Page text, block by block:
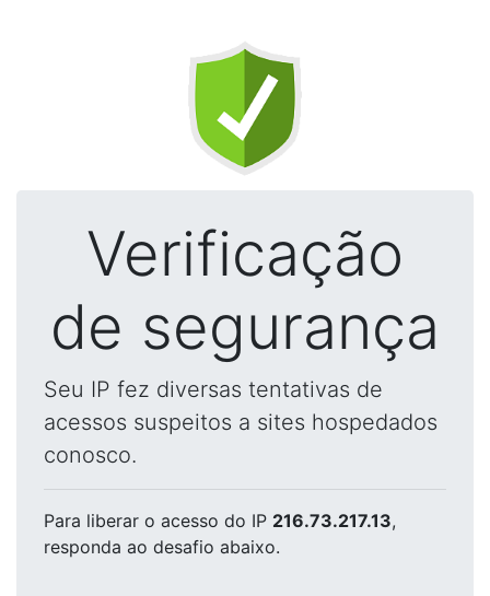
Verificação
de segurança
Seu IP fez diversas tentativas de
acessos suspeitos a sites hospedados
conosco.
Para liberar o acesso do IP 216.73.217.13,
responda ao desafio abaixo.